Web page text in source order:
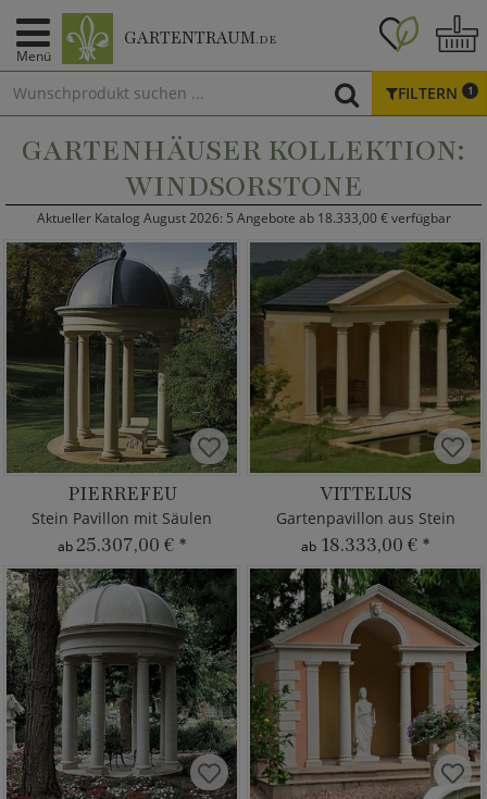
Menü
GARTENTRAUM.DE
FILTERN 1
GARTENHÄUSER KOLLEKTION:
WINDSORSTONE
Aktueller Katalog August 2026: 5 Angebote ab 18.333,00 € verfügbar
PIERREFEU
Stein Pavillon mit Säulen
ab25.307,00 € *
VITTELUS
Gartenpavillon aus Stein
ab 18.333,00 € *